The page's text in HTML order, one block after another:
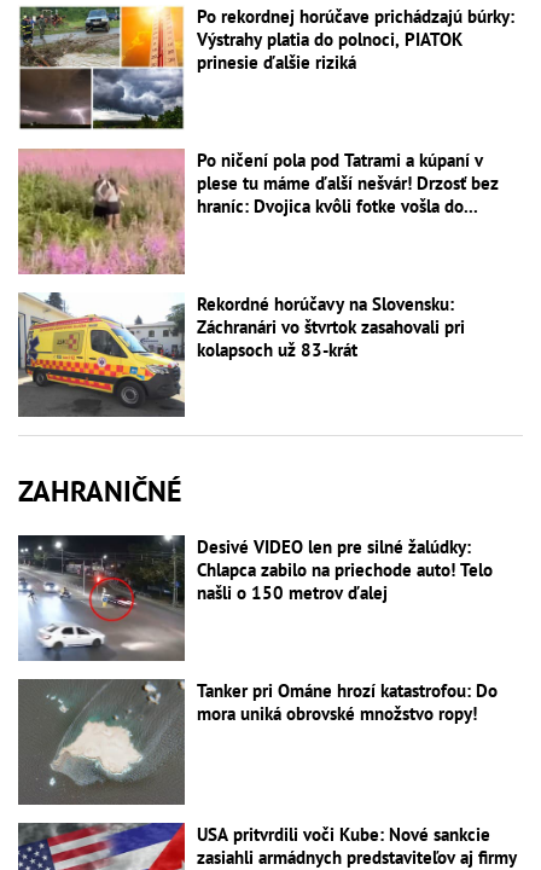
Po rekordnej horúčave prichádzajú búrky:
Výstrahy platia do polnoci, PIATOK
prinesie ďalšie riziká
Po ničení pola pod Tatrami a kúpaní v
plese tu máme ďalší nešvár! Drzosť bez
hraníc: Dvojica kvôli fotke vošla do...
Rekordné horúčavy na Slovensku:
Záchranári vo štvrtok zasahovali pri
kolapsoch už 83-krát
ZAHRANIČNÉ
Desivé VIDEO len pre silné žalúdky:
Chlapca zabilo na priechode auto! Telo
našli o 150 metrov ďalej
Tanker pri Ománe hrozí katastrofou: Do
mora uniká obrovské množstvo ropy!
USA pritvrdili voči Kube: Nové sankcie
zasiahli armádnych predstaviteľov aj firmy